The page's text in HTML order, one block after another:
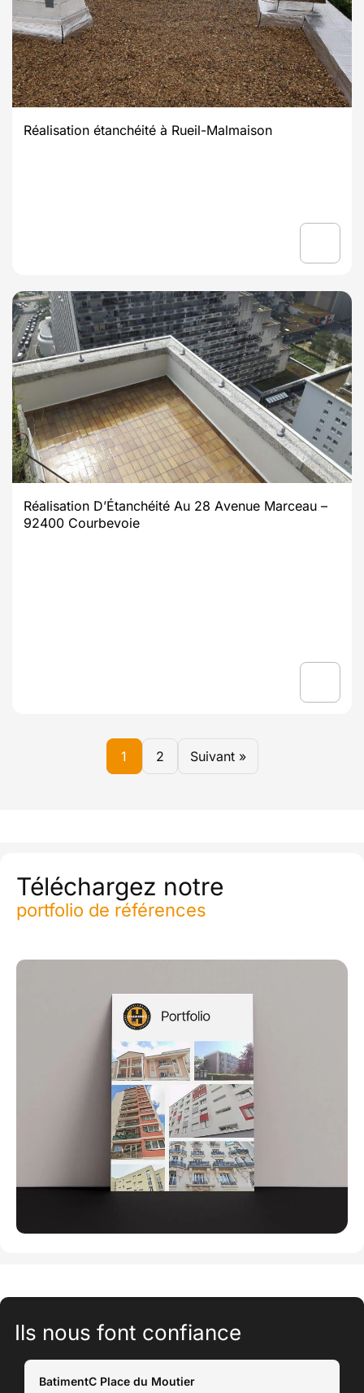
Réalisation étanchéité à Rueil-Malmaison
Réalisation D’Étanchéité Au 28 Avenue Marceau –
92400 Courbevoie
1 2 Suivant »
Téléchargez notre
portfolio de références
Ils nous font confiance
BatimentC Place du Moutier